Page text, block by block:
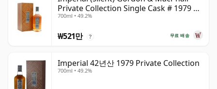
Private Collection Single Cask # 1979 42
년산
700ml • 49.2%
무료 배송
₩521만 ?
Imperial 42년산 1979 Private Collection
700ml • 49.2%